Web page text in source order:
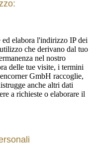
elabora l'indirizzo IP dei
che derivano dal tuo
nel nostro
delle tue visite, i termini
GmbH raccoglie,
anche altri dati
a richieste o elaborare il